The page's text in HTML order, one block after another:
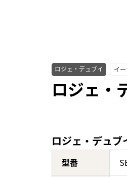
ロジェ・デュブイ イ
ロジェ・
ロジェ・デュ
型番